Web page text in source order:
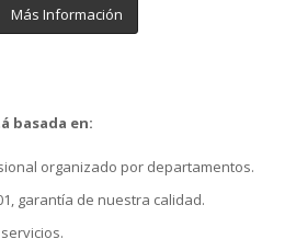
Más Información
basada en:
organizado por departamentos.
garantía de nuestra calidad.